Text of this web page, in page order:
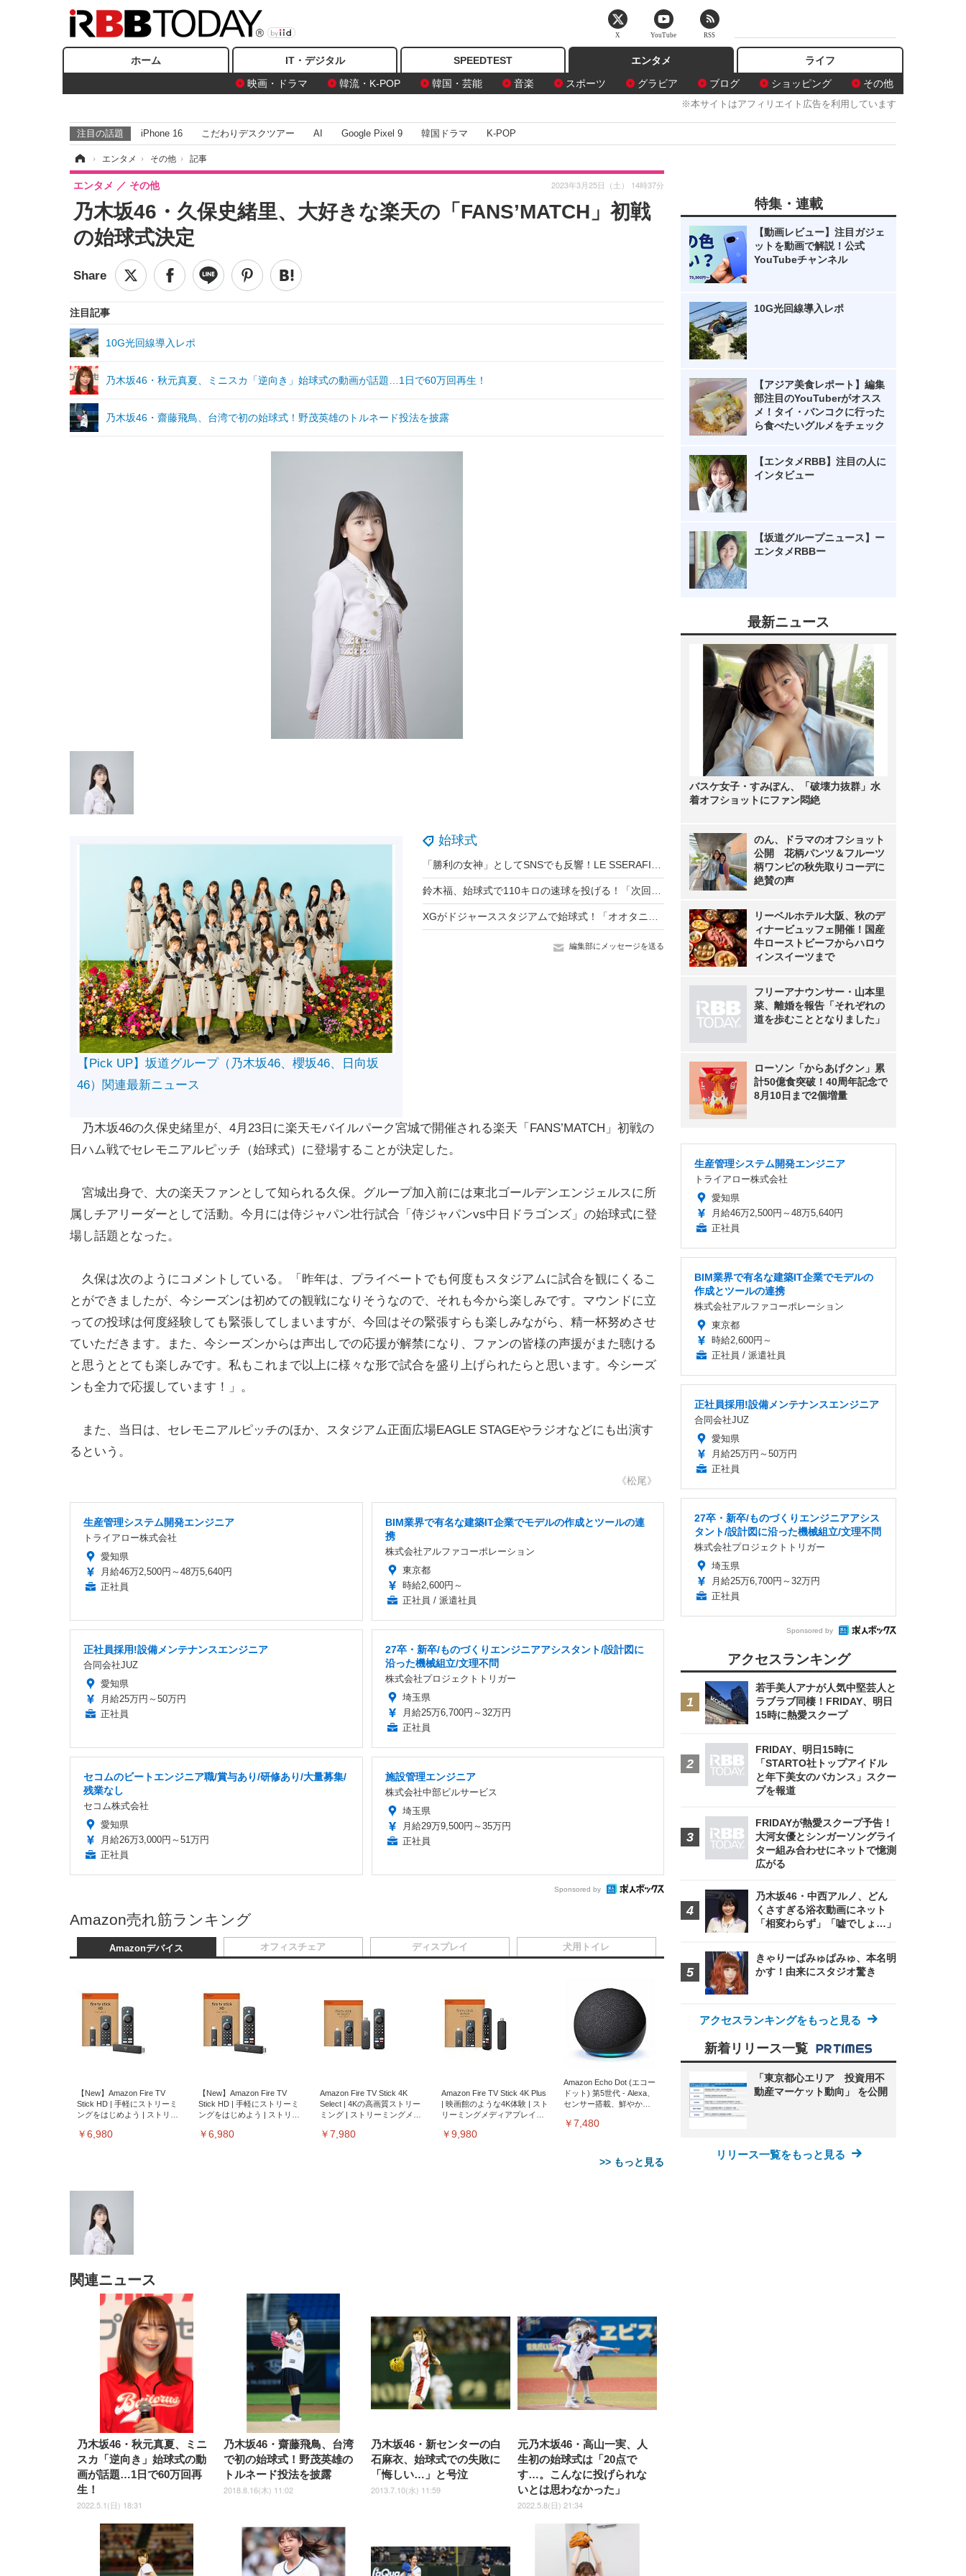
ホーム IT・デジタル SPEEDTEST
エンタメ
映画・ドラマ
韓流・K-POP 韓国・芸能 音楽 スポーツ グラビア ブログ ショッピング その他
ライフ
※本サイトはアフィリエイト広告を利用しています
注目の話題 iPhone 16 こだわりデスクツアー AI Google Pixel 9 韓国ドラマ K-POP
› エンタメ › その他 › 記事
乃木坂46・久保史緒里、大好きな楽天の「FANS’MATCH」初戦
の始球式決定
エンタメ その他 2023年3月25日（土） 14時37分
注目記事
10G光回線導入レポ
乃木坂46・秋元真夏、ミニスカ「逆向き」始球式の動画が話題…1日で60万回再生！
乃木坂46・齋藤飛鳥、台湾で初の始球式！野茂英雄のトルネード投法を披露
始球式
編集部にメッセージを送る
【Pick UP】坂道グループ（乃木坂46、櫻坂46、日向坂
46）関連最新ニュース
乃木坂46の久保史緒里が、4月23日に楽天モバイルパーク宮城で開催される楽天「FANS’MATCH」初戦の
日ハム戦でセレモニアルピッチ（始球式）に登場することが決定した。
宮城出身で、大の楽天ファンとして知られる久保。グループ加入前には東北ゴールデンエンジェルスに所
属しチアリーダーとして活動。今月には侍ジャパン壮行試合「侍ジャパンvs中日ドラゴンズ」の始球式に登
場し話題となった。
久保は次のようにコメントしている。「昨年は、プライベートでも何度もスタジアムに試合を観にくるこ
とができましたが、今シーズンは初めての観戦になりそうなので、それも今から楽しみです。マウンドに立
っての投球は何度経験しても緊張してしまいますが、今回はその緊張すらも楽しみながら、精一杯努めさせ
ていただきます。また、今シーズンからは声出しでの応援が解禁になり、ファンの皆様の声援がまた聴ける
と思うととても楽しみです。私もこれまで以上に様々な形で試合を盛り上げられたらと思います。今シーズ
ンも全力で応援しています！」。
また、当日は、セレモニアルピッチのほか、スタジアム正面広場EAGLE STAGEやラジオなどにも出演す
るという。
《松尾》
生産管理システム開発エンジニア
トライアロー株式会社
愛知県
月給46万2,500円～48万5,640円
正社員
BIM業界で有名な建築IT企業でモデルの作成とツールの連
携
株式会社アルファコーポレーション
東京都
時給2,600円～
正社員 / 派遣社員
正社員採用!設備メンテナンスエンジニア
合同会社JUZ
愛知県
月給25万円～50万円
正社員
27卒・新卒/ものづくりエンジニアアシスタント/設計図に
沿った機械組立/文理不問
株式会社プロジェクトトリガー
埼玉県
月給25万6,700円～32万円
正社員
セコムのビートエンジニア職/賞与あり/研修あり/大量募集/
残業なし
セコム株式会社
愛知県
月給26万3,000円～51万円
正社員
施設管理エンジニア
株式会社中部ビルサービス
埼玉県
月給29万9,500円～35万円
正社員
Sponsored by
Amazon売れ筋ランキング
Amazonデバイス
【New】Amazon Fire TV
Stick HD | 手軽にストリーミ
ングをはじめよう | ストリー
￥6,980
【New】Amazon Fire TV
Stick HD | 手軽にストリーミ
ングをはじめよう | ストリー
￥6,980
Amazon Fire TV Stick 4K
Select | 4Kの高画質ストリー
ミング | ストリーミングメデ
￥7,980
Amazon Fire TV Stick 4K Plus
| 映画館のような4K体験 | スト
リーミングメディアプレイヤ
￥9,980
Amazon Echo Dot (エコー
ドット) 第5世代 - Alexa、
センサー搭載、鮮やかな
￥7,480
>> もっと見る
オフィスチェア
[EdoErgo] オフィスチェア 椅
子 テレワーク 疲れない 跳ね
上げ式アームレスト コンパク
ト 約105度ロッキング pc 事務
椅子 360度回転 座面昇降 強化
ナイロン樹脂ベース 通気性メ
ッシュ 在宅ワーク H-
WY01(黒網+黒枠+黒足)
SIHOO B100 オフィスチェア
／デスクチェア メッシュチェ
ア 人間工学 疲れない ブラッ
Sezlife オフィスチェア デスク
チェア 疲れない テレワーク
チェア 強化バックレスト 30
度ロッキング機能 人間工学 椅
子 腰サポート 90度跳ね上げ
式アームレスト 3Dヘッドレス
ト ハンガー付き 高反発クッシ
ョン PCチェア 通気性メッシ
ュ ゲーミング/勉強/事務用 お
しゃれ パソコンチェア (ブラ
ック)
チェア 疲れない テレワーク
チェア 強化バックレスト 30度
ロッキング機能 人間工学 椅子
腰サポート 90度跳ね上げ式ア
ームレスト 3Dヘッドレスト
ハンガー付き 高反発クッショ
ン PCチェア 通気性メッシュ
ゲーミング/勉強/事務用 おし
ゃれ パソコンチェア (ホワイ
ト)
￥7,680
ッシュ 通気性 ランバーサ
ポート付き 腰サポート ガ
ス圧無段階昇降 360度回
転 キャスター付き コンパ
クト 幅52×奥行58.5×高さ
84～96cm テレワーク 在
宅勤務 ブラック
￥4,139
ディスプレイ
EIZO ビジネス向けプレミア
ムモニター | FlexScan
EV3240X-WT | 31.5型4K
UHD・USB Type-C・ホワイ
￥105,595
EIZO ビジネス向けプレミア
EV2740X-WT | 27.0型4K
UHD・USB Type-C・ホワイ
ト
￥109,572
ニター DualSense 充電フッ
ク付き（CFI-ZDM1J）
￥49,979
ニター フル
HD（1920×1080）VA 非光
沢 HDMI/DisplayPort/VGA
スピーカー内蔵 高さ調整 ス
イベル VESA対応
ComfortView ビジネス向け
￥15,800
Gaming Monitor 24” Essential ゲ
ーミングモニター QD 24.5インチ
1ms FHD 量子ドット 残像低減 (3
年保証 | 輝点保証 | 日本メーカー)
￥34,980
犬用トイレ
Amazonベーシック ペットシ
ーツ 薄型 レギュラー 1回使い
捨て 無香料 ホワイト 300枚
Amazonベーシック ペットシ
ーツ 厚型 ワイド 42枚x2袋(84
枚) ホワイト(吸収面:ライトブ
ネオ・ルーライフ ネオ・オム
ツ L 中型犬用 26枚入り 単品
￥1,800
ック) 【Amazon.co.jp限定】
Smart Basic アイリスオーヤマ
ペットシーツ 超厚型 お徳用
ワイド 100枚入 (x 1) (ケース
￥3,670
ュラー 200枚入
【Amazon.co.jp限定】
￥3,731
関連ニュース
乃木坂46・秋元真夏、ミニ
スカ「逆向き」始球式の動
画が話題…1日で60万回再
生！
2022.5.1(日) 18:31
乃木坂46・齋藤飛鳥、台湾
で初の始球式！野茂英雄の
トルネード投法を披露
2018.8.16(木) 11:02
乃木坂46・新センターの白
石麻衣、始球式での失敗に
「悔しい…」と号泣
2013.7.10(水) 11:59
元乃木坂46・高山一実、人
生初の始球式は「20点で
す…。こんなに投げられな
いとは思わなかった」
2022.5.8(日) 21:34
特集・連載
【動画レビュー】注目ガジェ
ットを動画で解説！公式
YouTubeチャンネル
10G光回線導入レポ
【アジア美食レポート】編集
部注目のYouTuberがオスス
メ！タイ・バンコクに行った
ら食べたいグルメをチェック
【エンタメRBB】注目の人に
インタビュー
【坂道グループニュース】ー
エンタメRBBー
最新ニュース
バスケ女子・すみぽん、「破壊力抜群」水
着オフショットにファン悶絶
のん、ドラマのオフショット
公開 花柄パンツ＆フルーツ
柄ワンピの秋先取りコーデに
絶賛の声
リーベルホテル大阪、秋のデ
ィナービュッフェ開催！国産
牛ローストビーフからハロウ
ィンスイーツまで
フリーアナウンサー・山本里
菜、離婚を報告「それぞれの
道を歩むこととなりました」
ローソン「からあげクン」累
計50億食突破！40周年記念で
8月10日まで2個増量
生産管理システム開発エンジニア
トライアロー株式会社
愛知県
月給46万2,500円～48万5,640円
正社員
BIM業界で有名な建築IT企業でモデルの
作成とツールの連携
株式会社アルファコーポレーション
東京都
時給2,600円～
正社員 / 派遣社員
正社員採用!設備メンテナンスエンジニア
合同会社JUZ
愛知県
月給25万円～50万円
正社員
27卒・新卒/ものづくりエンジニアアシス
タント/設計図に沿った機械組立/文理不問
株式会社プロジェクトトリガー
埼玉県
月給25万6,700円～32万円
正社員
Sponsored by
アクセスランキング
若手美人アナが人気中堅芸人と
ラブラブ同棲！FRIDAY、明日
15時に熱愛スクープ
FRIDAY、明日15時に
「STARTO社トップアイドル
と年下美女のバカンス」スクー
プを報道
FRIDAYが熱愛スクープ予告！
大河女優とシンガーソングライ
ター組み合わせにネットで憶測
広がる
乃木坂46・中西アルノ、どん
くさすぎる浴衣動画にネット
「相変わらず」「嘘でしょ…」
きゃりーぱみゅぱみゅ、本名明
かす！由来にスタジオ驚き
アクセスランキングをもっと見る
新着リリース一覧
「東京都心エリア 投資用不
動産マーケット動向」 を公開
リリース一覧をもっと見る
X YouTube RSS